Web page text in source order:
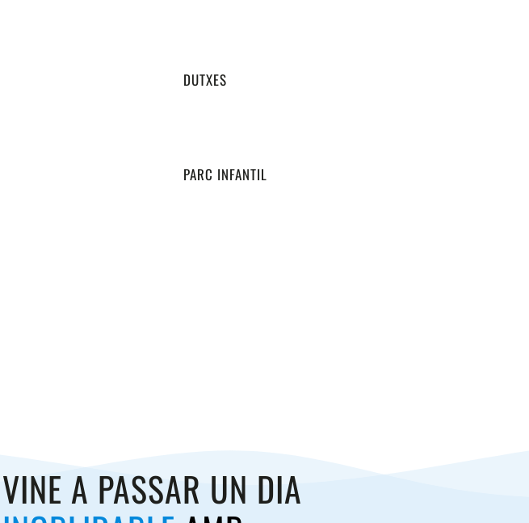
DUTXES
PARC INFANTIL
VINE A PASSAR UN DIA